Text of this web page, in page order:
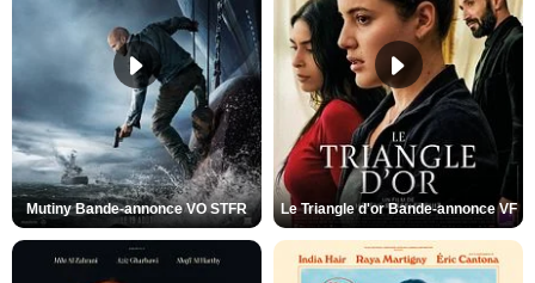
Mutiny Bande-annonce VO STFR Le Triangle d'or Bande-annonce VF